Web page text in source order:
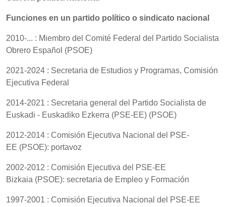
Funciones en un partido político o sindicato nacional
2010-... : Miembro del Comité Federal del Partido Socialista
Obrero Español (PSOE)
2021-2024 : Secretaria de Estudios y Programas, Comisión
Ejecutiva Federal
2014-2021 : Secretaria general del Partido Socialista de
Euskadi - Euskadiko Ezkerra (PSE-EE) (PSOE)
2012-2014 : Comisión Ejecutiva Nacional del PSE-
EE (PSOE): portavoz
2002-2012 : Comisión Ejecutiva del PSE-EE
Bizkaia (PSOE): secretaria de Empleo y Formación
1997-2001 : Comisión Ejecutiva Nacional del PSE-EE